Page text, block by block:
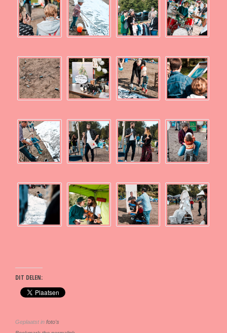
DIT DELEN:
Geplaatst in foto's